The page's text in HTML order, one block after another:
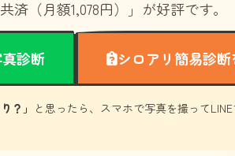
済（月額1,078円）」 が好評です。
診断 シロアリ簡易診断
？」 と思ったら、スマホで写真を撮って